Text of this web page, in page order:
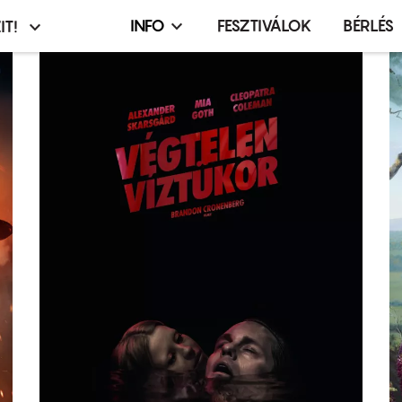
Infó,
terembérlés
menü
INFO FESZTIVÁLOK BÉRLÉS